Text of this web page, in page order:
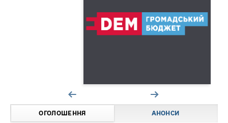
ОГОЛОШЕННЯ АНОНСИ